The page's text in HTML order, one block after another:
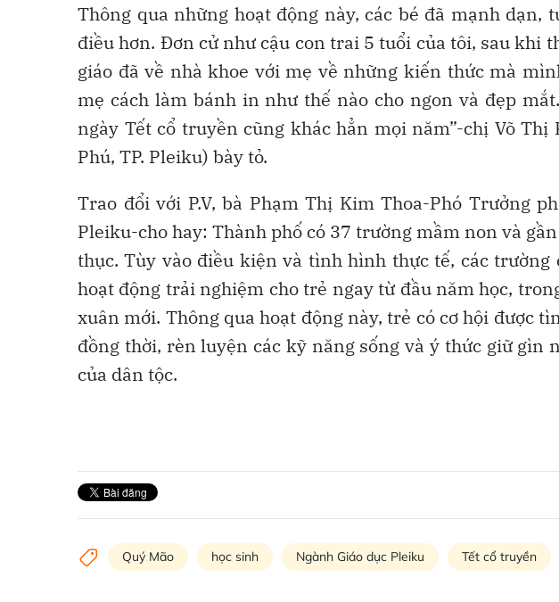
Thông qua những hoạt động này, các bé đã mạnh dạn,
điều hơn. Đơn cử như cậu con trai 5 tuổi của tôi, sau khi
giáo đã về nhà khoe với mẹ về những kiến thức mà
mẹ cách làm bánh in như thế nào cho ngon và đẹp
ngày Tết cổ truyền cũng khác hẳn mọi năm”-chị Võ
Phú, TP. Pleiku) bày tỏ.
Trao đổi với P.V, bà Phạm Thị Kim Thoa-Phó Trưởng
Pleiku-cho hay: Thành phố có 37 trường mầm non và
thục. Tùy vào điều kiện và tình hình thực tế, các trường
hoạt động trải nghiệm cho trẻ ngay từ đầu năm học,
xuân mới. Thông qua hoạt động này, trẻ có cơ hội được
đồng thời, rèn luyện các kỹ năng sống và ý thức giữ gìn
của dân tộc.
Quý Mão học sinh Ngành Giáo dục Pleiku Tết cổ truyền